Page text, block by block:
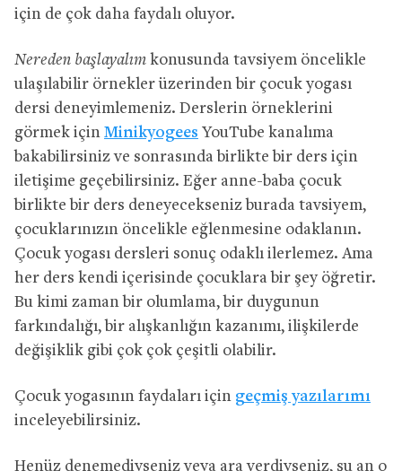
için de çok daha faydalı oluyor.
Nereden başlayalım konusunda tavsiyem öncelikle
ulaşılabilir örnekler üzerinden bir çocuk yogası
dersi deneyimlemeniz. Derslerin örneklerini
görmek için Minikyogees YouTube kanalıma
bakabilirsiniz ve sonrasında birlikte bir ders için
iletişime geçebilirsiniz. Eğer anne-baba çocuk
birlikte bir ders deneyecekseniz burada tavsiyem,
çocuklarınızın öncelikle eğlenmesine odaklanın.
Çocuk yogası dersleri sonuç odaklı ilerlemez. Ama
her ders kendi içerisinde çocuklara bir şey öğretir.
Bu kimi zaman bir olumlama, bir duygunun
farkındalığı, bir alışkanlığın kazanımı, ilişkilerde
değişiklik gibi çok çok çeşitli olabilir.
Çocuk yogasının faydaları için geçmiş yazılarımı
inceleyebilirsiniz.
Henüz denemediyseniz veya ara verdiyseniz, şu an o